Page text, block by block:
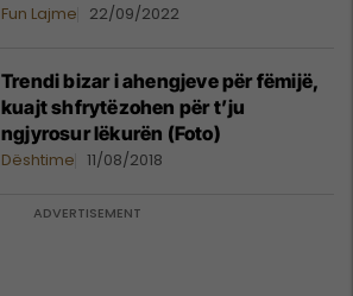
Fun Lajme 22/09/2022
Trendi bizar i ahengjeve për fëmijë,
kuajt shfrytëzohen për t’ju
ngjyrosur lëkurën (Foto)
Dështime 11/08/2018